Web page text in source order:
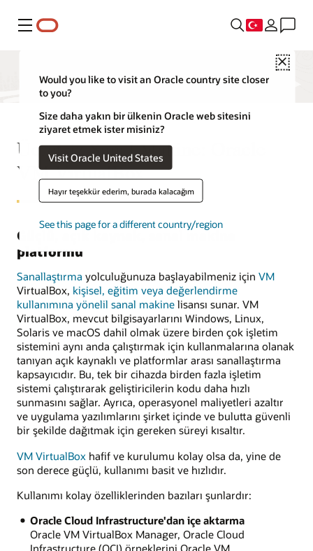
Menü
Close
Would you like to visit an Oracle country site closer
to you?
Size daha yakın bir ülkenin Oracle web sitesini
ziyaret etmek ister misiniz?
Visit Oracle United States
Hayır teşekkür ederim, burada kalacağım
See this page for a different country/region
Ücretsiz Sanal Makine: Oracle
VM VirtualBox
Güçlü, açık kaynak, sanal makine
platformu
Sanallaştırma yolculuğunuza başlayabilmeniz için VM
VirtualBox, kişisel, eğitim veya değerlendirme
kullanımına yönelil sanal makine lisansı sunar. VM
VirtualBox, mevcut bilgisayarlarını Windows, Linux,
Solaris ve macOS dahil olmak üzere birden çok işletim
sistemini aynı anda çalıştırmak için kullanmalarına olanak
tanıyan açık kaynaklı ve platformlar arası sanallaştırma
kapsayıcıdır. Bu, tek bir cihazda birden fazla işletim
sistemi çalıştırarak geliştiricilerin kodu daha hızlı
sunmasını sağlar. Ayrıca, operasyonel maliyetleri azaltır
ve uygulama yazılımlarını şirket içinde ve bulutta güvenli
bir şekilde dağıtmak için gereken süreyi kısaltır.
VM VirtualBox hafif ve kurulumu kolay olsa da, yine de
son derece güçlü, kullanımı basit ve hızlıdır.
Kullanımı kolay özelliklerinden bazıları şunlardır:
Oracle Cloud Infrastructure'dan içe aktarma
Oracle VM VirtualBox Manager, Oracle Cloud